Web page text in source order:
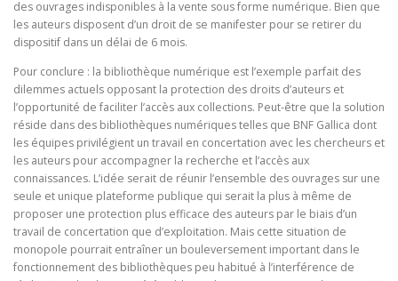
des ouvrages indisponibles à la vente sous forme numérique. Bien que
les auteurs disposent d’un droit de se manifester pour se retirer du
dispositif dans un délai de 6 mois.
Pour conclure : la bibliothèque numérique est l’exemple parfait des
dilemmes actuels opposant la protection des droits d’auteurs et
l’opportunité de faciliter l’accès aux collections. Peut-être que la solution
réside dans des bibliothèques numériques telles que BNF Gallica dont
les équipes privilégient un travail en concertation avec les chercheurs et
les auteurs pour accompagner la recherche et l’accès aux
connaissances. L’idée serait de réunir l’ensemble des ouvrages sur une
seule et unique plateforme publique qui serait la plus à même de
proposer une protection plus efficace des auteurs par le biais d’un
travail de concertation que d’exploitation. Mais cette situation de
monopole pourrait entraîner un bouleversement important dans le
fonctionnement des bibliothèques peu habitué à l’interférence de